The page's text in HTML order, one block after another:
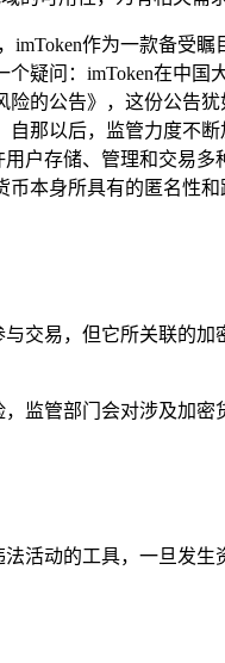
作为一款备受
疑问：imToken在中国
的公告》，这份公告
那以后，监管力度不
户存储、管理和交易多
本身所具有的匿名性
交易，但它所关联的
监管部门会对涉及加
活动的工具，一旦发